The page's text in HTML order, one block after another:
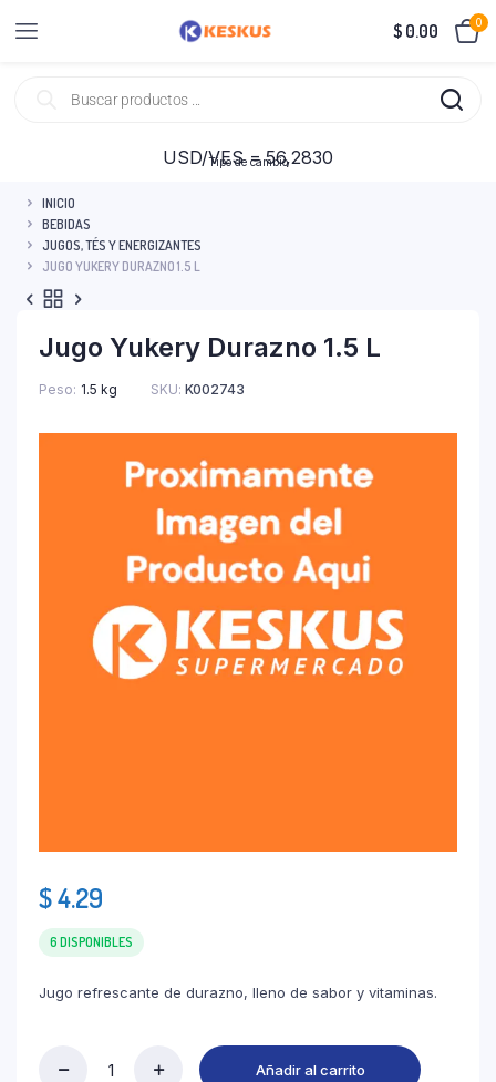
$ 0.00 0
Tipo de cambio
USD/VES = 56,2830
INICIO
BEBIDAS
JUGOS, TÉS Y ENERGIZANTES
JUGO YUKERY DURAZNO 1.5 L
Jugo Yukery Durazno 1.5 L
Peso 1.5 kg SKU: K002743
$4.29
6 DISPONIBLES
Jugo refrescante de durazno, lleno de sabor y vitaminas.
Añadir al carrito